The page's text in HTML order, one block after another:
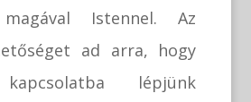
Istennel. Az
ad arra, hogy
lépjünk